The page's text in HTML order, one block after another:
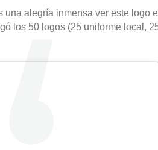
una alegría inmensa ver este logo
los 50 logos (25 uniforme local,